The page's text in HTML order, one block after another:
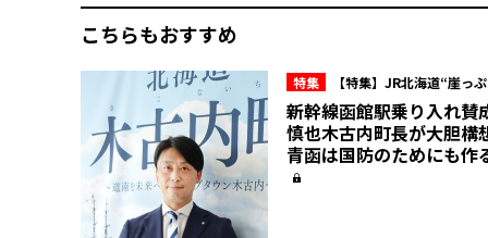
こちらもおすすめ
特集 【特集】JR北海道“崖っ
新幹線函館駅乗り入れ賛
慎也木古内町長が大胆構
青函は国防のためにも作